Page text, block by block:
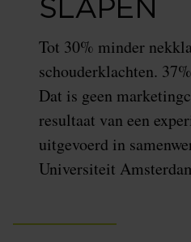
SLAPEN
Tot 30% minder
schouderklachten.
Dat is geen
resultaat van een
uitgevoerd in
Universiteit